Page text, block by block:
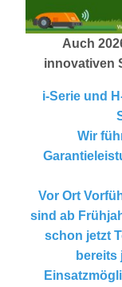
Auch
innovativen
i-Serie und
Wir
Vor Ort
sind ab
schon jetzt
bereits